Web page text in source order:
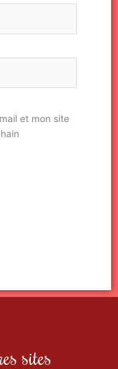
et mon site
sites